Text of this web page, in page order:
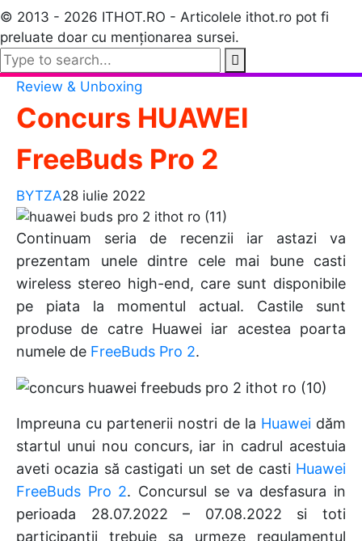
© 2013 - 2026 ITHOT.RO - Articolele ithot.ro pot fi
preluate doar cu menționarea sursei.
Review & Unboxing
Concurs HUAWEI
FreeBuds Pro 2
BYTZA28 iulie 2022
Continuam seria de recenzii iar astazi va
prezentam unele dintre cele mai bune casti
wireless stereo high-end, care sunt disponibile
pe piata la momentul actual. Castile sunt
produse de catre Huawei iar acestea poarta
numele de FreeBuds Pro 2.
Impreuna cu partenerii nostri de la Huaweidăm
startul unui nou concurs, iar in cadrul acestuia
aveti ocazia să castigati un set de casti Huawei
FreeBuds Pro 2. Concursul se va desfasura in
perioada 28.07.2022 – 07.08.2022 si toti
participantii trebuie sa urmeze regulamentul